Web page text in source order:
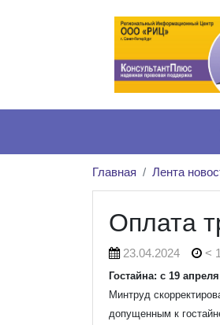
Главная Лента
Оплата
23.04.2024 <
Гостайна: с 19
Минтруд
допущенным к